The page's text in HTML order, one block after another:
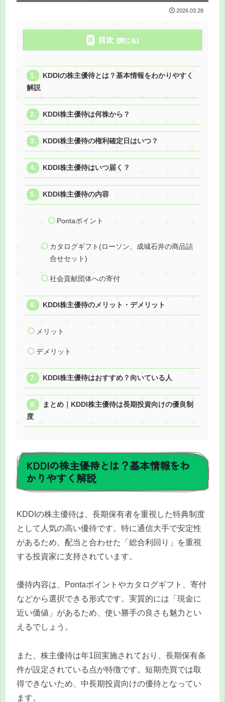
2026.03.28
目次
KDDIの株主優待とは？基本情報をわかりやすく
解説
KDDI株主優待は何株から？
KDDI株主優待の権利確定日はいつ？
KDDI株主優待はいつ届く？
KDDI株主優待の内容
Pontaポイント
カタログギフト(ローソン、成城石井の商品詰
合せセット)
社会貢献団体への寄付
KDDI株主優待のメリット・デメリット
メリット
デメリット
KDDI株主優待はおすすめ？向いている人
まとめ｜KDDI株主優待は長期投資向けの優良制
度
KDDIの株主優待とは？基本情報をわ
かりやすく解説
KDDIの株主優待は、長期保有者を重視した特典制度
として人気の高い優待です。特に通信大手で安定性
があるため、配当と合わせた「総合利回り」を重視
する投資家に支持されています。
優待内容は、Pontaポイントやカタログギフト、寄付
などから選択できる形式です。実質的には「現金に
近い価値」があるため、使い勝手の良さも魅力とい
えるでしょう。
また、株主優待は年1回実施されており、長期保有条
件が設定されている点が特徴です。短期売買では取
得できないため、中長期投資向けの優待となってい
ます。